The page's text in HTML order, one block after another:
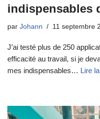
indispensables
par Johann 11 septembre
J’ai testé plus de 250
efficacité au travail, si je
mes indispensables… Lire